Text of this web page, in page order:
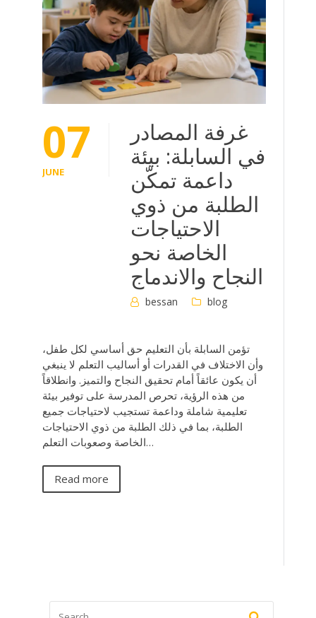
07
JUNE
غرفة المصادر
في السابلة: بيئة
داعمة تمكّن
الطلبة من ذوي
الاحتياجات
الخاصة نحو
النجاح والاندماج
bessan blog
تؤمن السابلة بأن التعليم حق أساسي لكل طفل،
وأن الاختلاف في القدرات أو أساليب التعلم لا ينبغي
أن يكون عائقاً أمام تحقيق النجاح والتميز. وانطلاقاً
من هذه الرؤية، تحرص المدرسة على توفير بيئة
تعليمية شاملة وداعمة تستجيب لاحتياجات جميع
الطلبة، بما في ذلك الطلبة من ذوي الاحتياجات
الخاصة وصعوبات التعلم…
Read more